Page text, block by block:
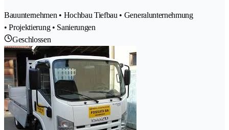
Bauunternehmen • Hochbau Tiefbau • Generalunternehmung
• Projektierung • Sanierungen
Geschlossen